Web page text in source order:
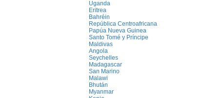
Uganda
Eritrea
Bahréin
República Centroafricana
Papúa Nueva Guinea
Santo Tomé y Príncipe
Maldivas
Angola
Seychelles
Madagascar
San Marino
Malawi
Bhután
Myanmar